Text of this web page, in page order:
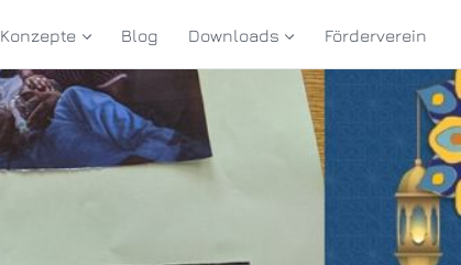
Konzepte Blog Downloads Förderverein